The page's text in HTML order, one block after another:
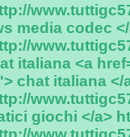
media codec
italiana <a
chat italiana
giochi </a>